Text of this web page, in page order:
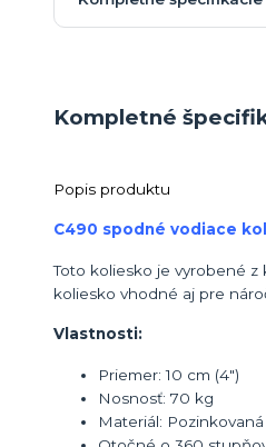
Kompletné
Popis produktu
C490 spodné vodiace
Toto koliesko je vyrobené
koliesko vhodné aj pre
Vlastnosti:
Priemer: 10 cm (4")
Nosnosť: 70 kg
Materiál: